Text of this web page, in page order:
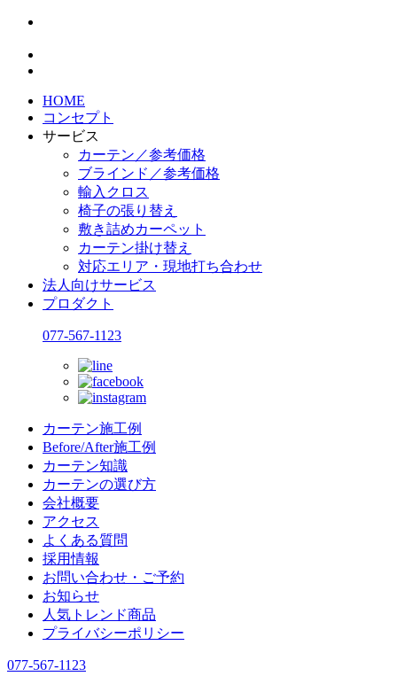
HOME
コンセプト
サービス
カーテン／参考価格
ブラインド／参考価格
輸入クロス
椅子の張り替え
敷き詰めカーペット
カーテン掛け替え
対応エリア・現地打ち合わせ
法人向けサービス
プロダクト
077-567-1123
カーテン施工例
Before/After施工例
カーテン知識
カーテンの選び方
会社概要
アクセス
よくある質問
採用情報
お問い合わせ・ご予約
お知らせ
人気トレンド商品
プライバシーポリシー
077-567-1123